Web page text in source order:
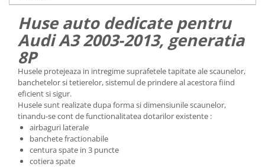
Huse auto dedicate pentru
Audi A3 2003-2013, generatia
8P
Husele protejeaza in intregime suprafetele tapitate ale scaunelor,
banchetelor si tetierelor, sistemul de prindere al acestora fiind
eficient si sigur.
Husele sunt realizate dupa forma si dimensiunile scaunelor,
tinandu-se cont de functionalitatea dotarilor existente :
airbaguri laterale
banchete fractionabile
centura spate in 3 puncte
cotiera spate